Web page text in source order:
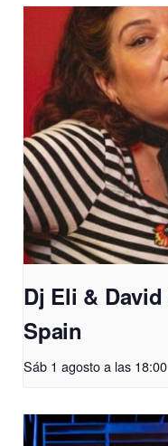
Dj Eli &
Spain
Sáb 1 agosto a las 18:00